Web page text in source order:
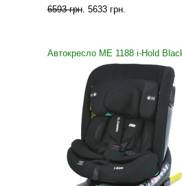
6593 грн. 5633 грн.
Автокресло ME 1188 i-Hold